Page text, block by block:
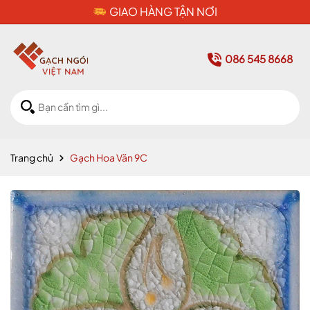
CAM KẾT HÀNG CHÍNH HÃNG
086 545 8668
Trang chủ Gạch Hoa Văn 9C